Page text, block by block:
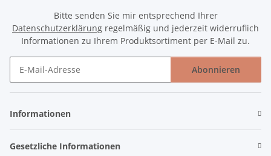
Bitte senden Sie mir entsprechend Ihrer
Datenschutzerklärung regelmäßig und jederzeit widerruflich
Informationen zu Ihrem Produktsortiment per E-Mail zu.
Abonnieren
Informationen
Gesetzliche Informationen